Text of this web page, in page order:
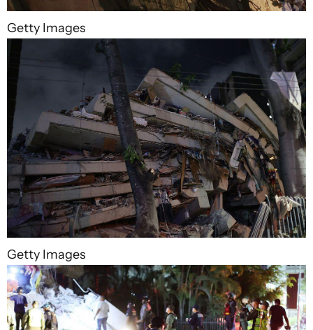
Getty Images
Getty Images